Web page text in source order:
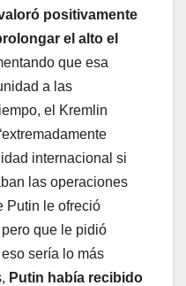
positivamente
el alto el
que esa
a las
el Kremlin
internacional si
las operaciones
Putin le ofreció
que le pidió
sería lo más
Putin había recibido